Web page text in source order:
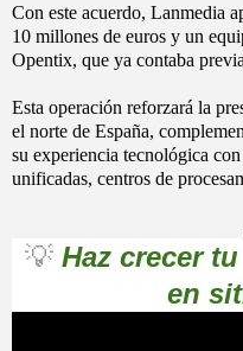
Con este acuerdo, Lanmedia
10 millones de euros y un
Opentix, que ya contaba
Esta operación reforzará la
el norte de España,
su experiencia tecnológica
unificadas, centros de
💡 Haz crecer
en